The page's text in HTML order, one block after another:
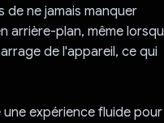
de ne jamais manquer
arrière-plan, même
de l'appareil, ce qui
expérience fluide pour